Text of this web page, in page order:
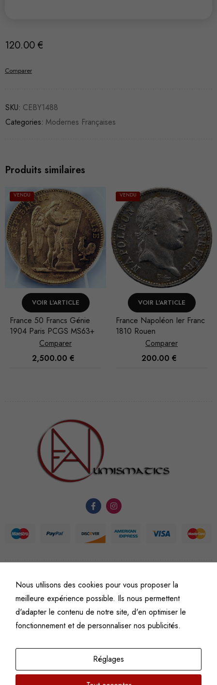
120.00 €
Comparer
SKU: CEBY1488
Categories: Modernes Françaises
Produits similaires
VENDU
VOIR L'ARTICLE
France Napoléon Ier Franc
1810 Rouen
Comparer
200.00€
VENDU
VOIR L'ARTICLE
France Napoléon III 5
Francs 1869
Comparer
220.00€
© Fine art numismatics
Politique de confidentialitéConditions générales de vente et d’utilisation
Mentions légales
Nous utilisons des cookies pour vous proposer la
meilleure expérience possible. Ils nous permettent
d'adapter le contenu de notre site, d'en optimiser le
fonctionnement et de personnaliser nos publicités.
Réglages
fonctionnement
Afin que
fonctionnalité
structure du
site Web, en
fonction de
en est fait.